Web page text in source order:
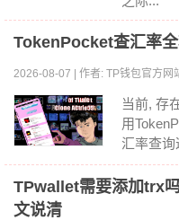
TokenPocket查汇率
2026-08-07 | 作者: TP钱包官方网
当前, 存
用
汇率查
TPwallet需要添加trx
文说清